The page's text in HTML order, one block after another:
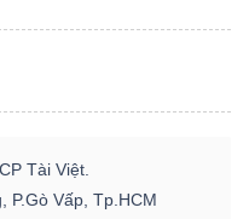
Tài Việt.
P.Gò Vấp, Tp.HCM